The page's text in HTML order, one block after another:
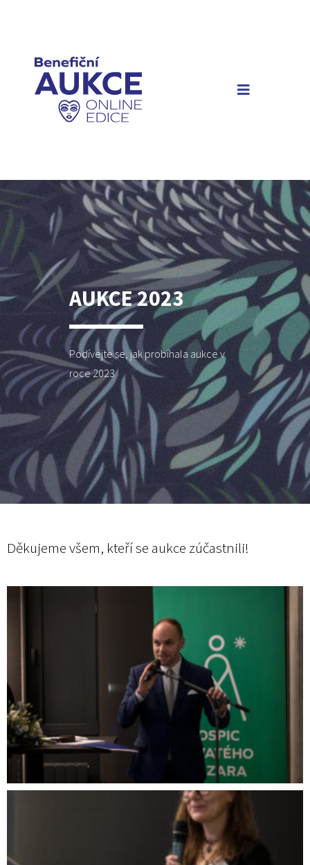
AUKCE 2023
Podívejte se, jak probíhala aukce v
roce 2023
Děkujeme všem, kteří se aukce zúčastnili!